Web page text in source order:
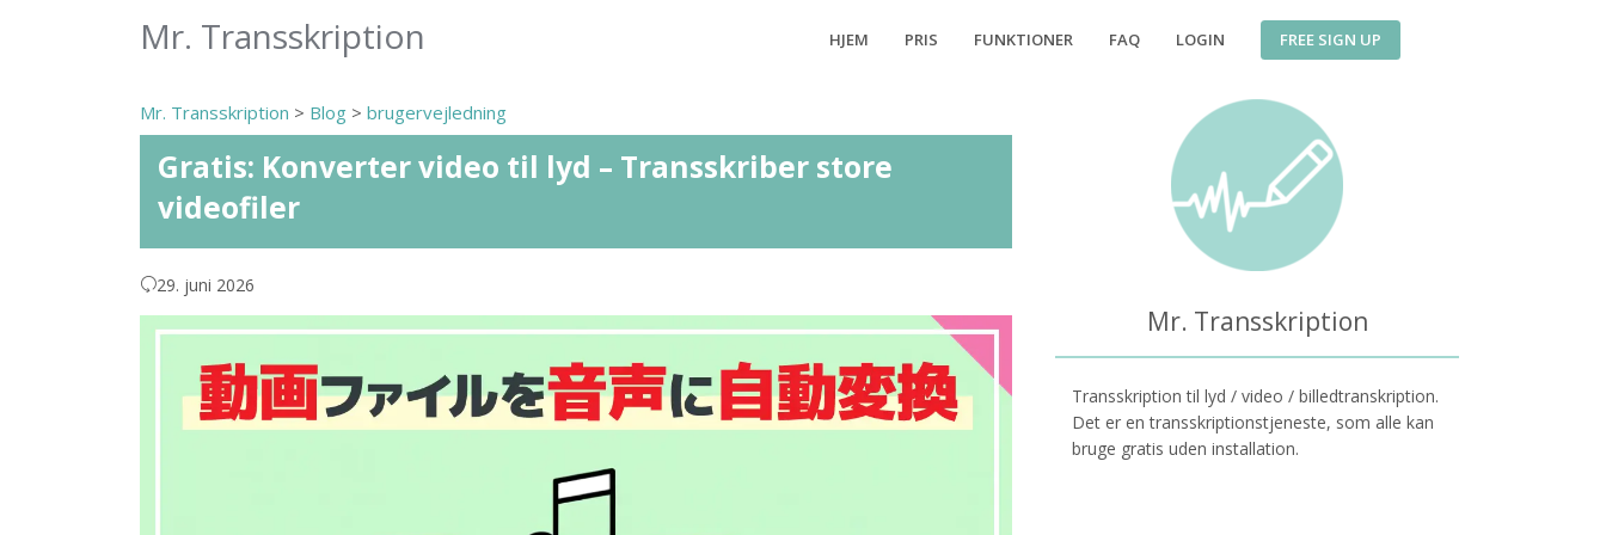
Mr. Transskription HJEM PRIS FUNKTIONER FAQ LOGIN FREE SIGN UP
Mr. Transskription > Blog > brugervejledning
Gratis: Konverter video til lyd – Transskriber store
videofiler
29. juni 2026
Mr. Transskription
Transskription til lyd / video / billedtranskription.
Det er en transskriptionstjeneste, som alle kan
bruge gratis uden installation.